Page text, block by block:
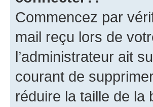
Commencez par
mail reçu lors de
l’administrateur ait
courant de
réduire la taille de la